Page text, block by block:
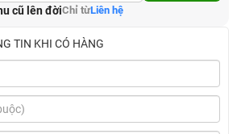
cũ lên đờiChỉ từLiên hệ
TIN KHI CÓ HÀNG